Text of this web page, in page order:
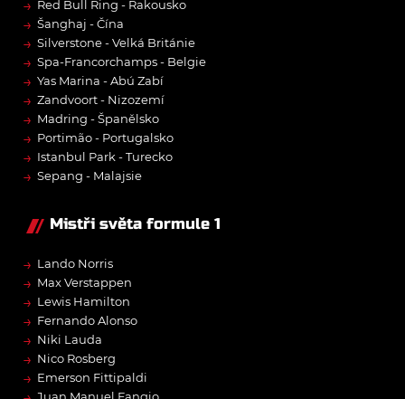
→ Red Bull Ring - Rakousko
→ Šanghaj - Čína
→ Silverstone - Velká Británie
→ Spa-Francorchamps - Belgie
→ Yas Marina - Abú Zabí
→ Zandvoort - Nizozemí
→ Madring - Španělsko
→ Portimão - Portugalsko
→ Istanbul Park - Turecko
→ Sepang - Malajsie
Mistři světa formule 1
→ Lando Norris
→ Max Verstappen
→ Lewis Hamilton
→ Fernando Alonso
→ Niki Lauda
→ Nico Rosberg
→ Emerson Fittipaldi
Juan Manuel Fangio